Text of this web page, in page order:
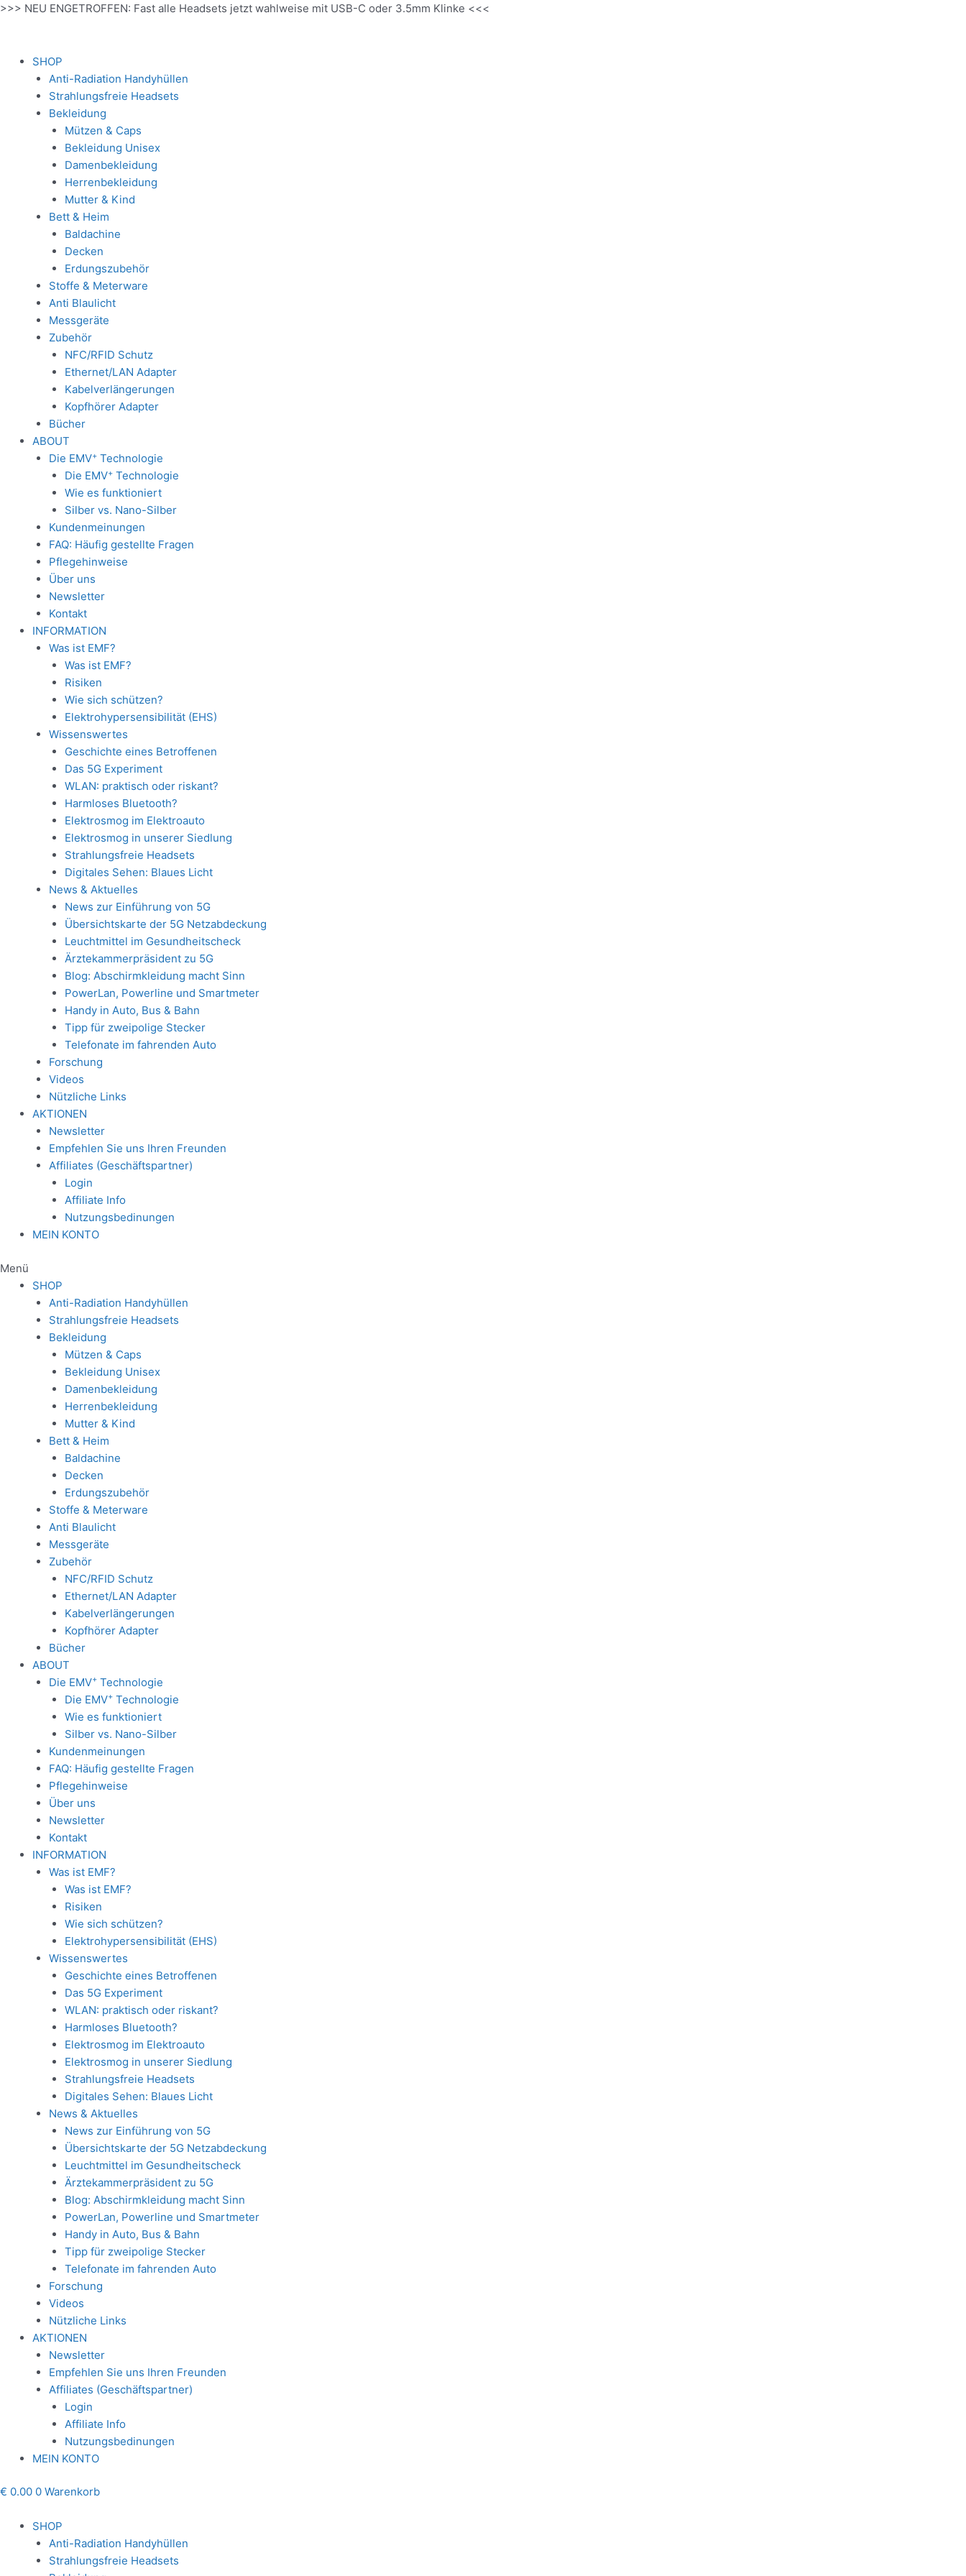
Zum
>>> NEU ENGETROFFEN: Fast alle Headsets jetzt wahlweise mit USB-C oder 3.5mm Klinke <<<
SHOP
Anti-Radiation Handyhüllen
Strahlungsfreie Headsets
Bekleidung
Mützen & Caps
Bekleidung Unisex
Damenbekleidung
Herrenbekleidung
Mutter & Kind
Bett & Heim
Baldachine
Decken
Erdungszubehör
Stoffe & Meterware
Anti Blaulicht
Messgeräte
Zubehör
NFC/RFID Schutz
Ethernet/LAN Adapter
Kabelverlängerungen
Kopfhörer Adapter
Bücher
ABOUT
Die EMV+Technologie
Die EMV+ Technologie
Wie es funktioniert
Silber vs. Nano-Silber
Kundenmeinungen
FAQ: Häufig gestellte Fragen
Pflegehinweise
Über uns
Newsletter
Kontakt
INFORMATION
Was ist EMF?
Was ist EMF?
Risiken
Wie sich schützen?
Elektrohypersensibilität (EHS)
Wissenswertes
Geschichte eines Betroffenen
Das 5G Experiment
WLAN: praktisch oder riskant?
Harmloses Bluetooth?
Elektrosmog im Elektroauto
Elektrosmog in unserer Siedlung
Strahlungsfreie Headsets
Digitales Sehen: Blaues Licht
News & Aktuelles
News zur Einführung von 5G
Übersichtskarte der 5G Netzabdeckung
Leuchtmittel im Gesundheitscheck
Ärztekammerpräsident zu 5G
Blog: Abschirmkleidung macht Sinn
PowerLan, Powerline und Smartmeter
Handy in Auto, Bus & Bahn
Tipp für zweipolige Stecker
Telefonate im fahrenden Auto
Forschung
Videos
Nützliche Links
AKTIONEN
Newsletter
Empfehlen Sie uns Ihren Freunden
Affiliates (Geschäftspartner)
Login
Affiliate Info
Nutzungsbedinungen
MEIN KONTO
Menü
SHOP
Anti-Radiation Handyhüllen
Strahlungsfreie Headsets
Bekleidung
Mützen & Caps
Bekleidung Unisex
Damenbekleidung
Herrenbekleidung
Mutter & Kind
Bett & Heim
Baldachine
Decken
Erdungszubehör
Stoffe & Meterware
Anti Blaulicht
Messgeräte
Zubehör
NFC/RFID Schutz
Ethernet/LAN Adapter
Kabelverlängerungen
Kopfhörer Adapter
Bücher
ABOUT
Die EMV+Technologie
Die EMV+ Technologie
Wie es funktioniert
Silber vs. Nano-Silber
Kundenmeinungen
FAQ: Häufig gestellte Fragen
Pflegehinweise
Über uns
Newsletter
Kontakt
INFORMATION
Was ist EMF?
Was ist EMF?
Risiken
Wie sich schützen?
Elektrohypersensibilität (EHS)
Wissenswertes
Geschichte eines Betroffenen
Das 5G Experiment
WLAN: praktisch oder riskant?
Harmloses Bluetooth?
Elektrosmog im Elektroauto
Elektrosmog in unserer Siedlung
Strahlungsfreie Headsets
Digitales Sehen: Blaues Licht
News & Aktuelles
News zur Einführung von 5G
Übersichtskarte der 5G Netzabdeckung
Leuchtmittel im Gesundheitscheck
Ärztekammerpräsident zu 5G
Blog: Abschirmkleidung macht Sinn
PowerLan, Powerline und Smartmeter
Handy in Auto, Bus & Bahn
Tipp für zweipolige Stecker
Telefonate im fahrenden Auto
Forschung
Videos
Nützliche Links
AKTIONEN
Newsletter
Empfehlen Sie uns Ihren Freunden
Affiliates (Geschäftspartner)
Login
Affiliate Info
Nutzungsbedinungen
MEIN KONTO
€ 0.00 0 Warenkorb
SHOP
Anti-Radiation Handyhüllen
Strahlungsfreie Headsets